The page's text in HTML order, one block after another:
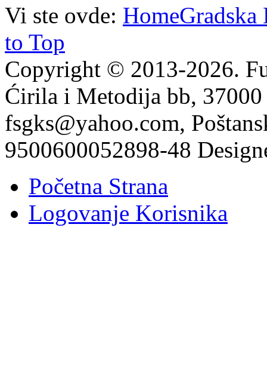
Vi ste ovde: Home
to Top
Copyright © 2013-2026.
Ćirila i Metodija bb,
fsgks@yahoo.com,
9500600052898-48
Početna Strana
Logovanje Korisnika